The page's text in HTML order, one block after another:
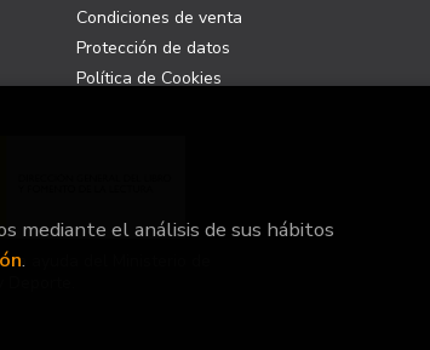
Condiciones de venta
Protección de datos
Política de Cookies
ayuda del Ministerio de
mediante el análisis de sus hábitos
.